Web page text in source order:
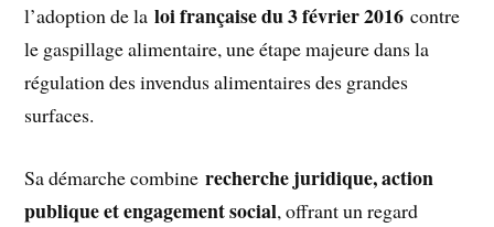
l’adoption de laloi française du 3 février 2016 contre
le gaspillage alimentaire, une étape majeure dans la
régulation des invendus alimentaires des grandes
surfaces.
Sa démarche combinerecherche juridique, action
publique et engagement social, offrant un regard